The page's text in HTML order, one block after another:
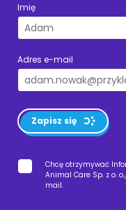
Imię
Adres e-mail
Zapisz się
Chcę otrzymywać
Animal Care Sp. z o.
mail.